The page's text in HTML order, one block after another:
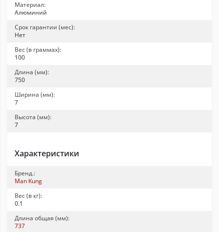
Материал:
Алюминий
Срок гарантии (мес):
Нет
Вес (в граммах):
100
Длина (мм):
750
Ширина (мм):
7
Высота (мм):
7
Характеристики
Бренд.:
Man Kung
Вес (в кг):
0.1
Длина общая (мм):
737